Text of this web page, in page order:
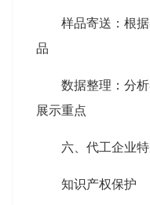
样品寄送：根
品
数据整理：分
展示重点
六、代工企业
知识产权保护